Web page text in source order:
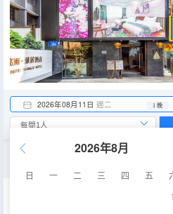
2026年08月11日 週二 1 晚
2026年8月
日 一 二 三 四 五
1